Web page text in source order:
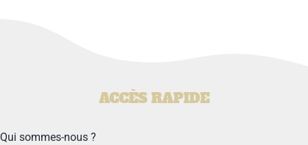
ACCÈS RAPIDE
Qui sommes-nous ?